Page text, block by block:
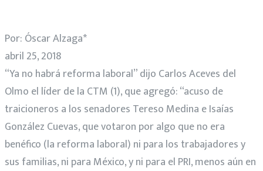
Por: Óscar Alzaga*
abril 25, 2018
“Ya no habrá reforma laboral” dijo Carlos Aceves del
Olmo el líder de la CTM (1), que agregó: “acuso de
traicioneros a los senadores Tereso Medina e Isaías
González Cuevas, que votaron por algo que no era
benéfico (la reforma laboral) ni para los trabajadores y
sus familias, ni para México, y ni para el PRI, menos aún en